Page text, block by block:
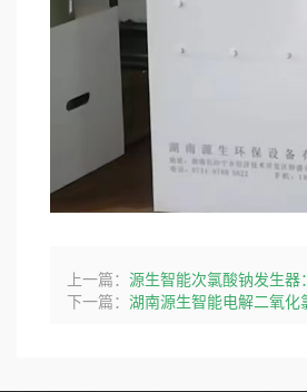
上一篇： 源生智能次氯酸钠发生
下一篇： 湖南源生智能电解二氧